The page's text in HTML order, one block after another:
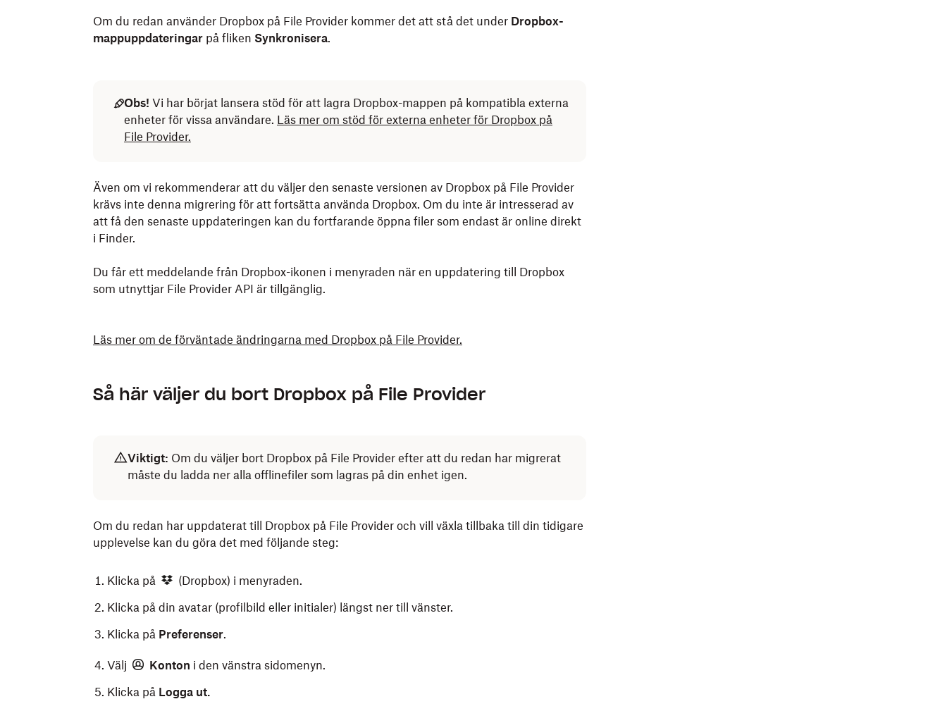
Om du redan använder Dropbox på File Provider kommer det att stå det under Dropbox-
mappuppdateringar på fliken Synkronisera.
Obs! Vi har börjat lansera stöd för att lagra Dropbox-mappen på kompatibla externa
enheter för vissa användare. Läs mer om stöd för externa enheter för Dropbox på
File Provider.
Även om vi rekommenderar att du väljer den senaste versionen av Dropbox på File Provider
krävs inte denna migrering för att fortsätta använda Dropbox. Om du inte är intresserad av
att få den senaste uppdateringen kan du fortfarande öppna filer som endast är online direkt
i Finder.
Du får ett meddelande från Dropbox-ikonen i menyraden när en uppdatering till Dropbox
som utnyttjar File Provider API är tillgänglig.
Läs mer om de förväntade ändringarna med Dropbox på File Provider.
Så här väljer du bort Dropbox på File Provider
Viktigt: Om du väljer bort Dropbox på File Provider efter att du redan har migrerat
måste du ladda ner alla offlinefiler som lagras på din enhet igen.
Om du redan har uppdaterat till Dropbox på File Provider och vill växla tillbaka till din tidigare
upplevelse kan du göra det med följande steg:
Klicka på
(Dropbox) i menyraden.
Klicka på din avatar (profilbild eller initialer) längst ner till vänster.
Klicka på Preferenser.
Välj Konton i den vänstra sidomenyn.
Klicka på Logga ut.